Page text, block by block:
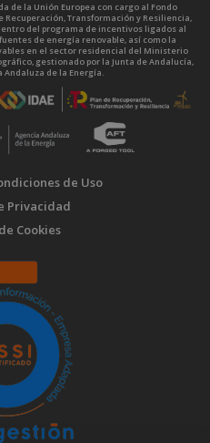
de la Unión Europea con cargo al Fondo
Recuperación, Transformación y Resiliencia,
del programa de incentivos ligados al
de energía renovable, así como la
en el sector residencial del Ministerio
gestionado por la Junta de Andalucía,
Andaluza de la Energía.
de Uso
Privacidad
Cookies